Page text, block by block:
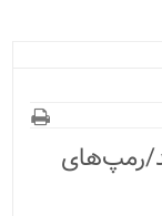
رمپ‌های